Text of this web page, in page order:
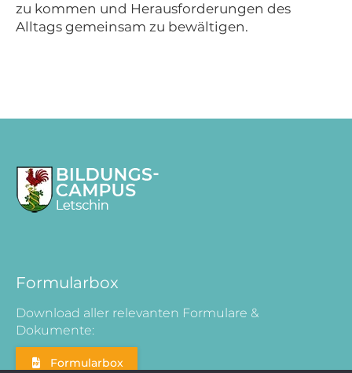
zu kommen und Herausforderungen des
Alltags gemeinsam zu bewältigen.
Formularbox
Download aller relevanten Formulare &
Dokumente:
Formularbox